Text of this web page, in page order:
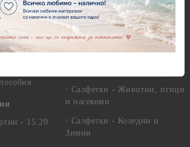
покрития
- 15.20
Свещи
Салфетки
Салфетки - Великден
Салфетки - Животни, птици
и насекоми
Салфетки - Коледни и
Зимни